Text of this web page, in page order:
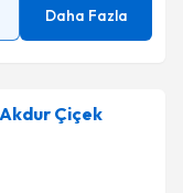
Daha Fazla
Çiçek